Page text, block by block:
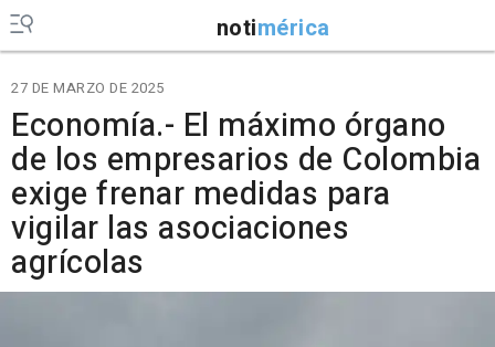
notimérica
27 DE MARZO DE 2025
Economía.- El máximo órgano
de los empresarios de Colombia
exige frenar medidas para
vigilar las asociaciones
agrícolas